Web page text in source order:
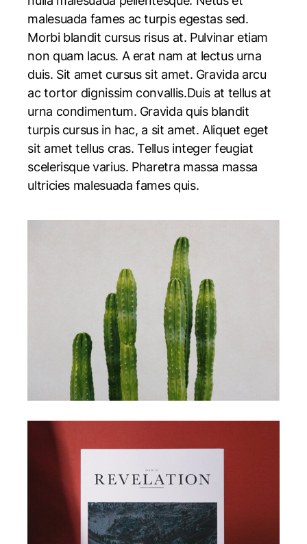
malesuada fames ac turpis egestas sed.
Morbi blandit cursus risus at. Pulvinar etiam
non quam lacus. A erat nam at lectus urna
duis. Sit amet cursus sit amet. Gravida arcu
ac tortor dignissim convallis.Duis at tellus at
urna condimentum. Gravida quis blandit
turpis cursus in hac, a sit amet. Aliquet eget
sit amet tellus cras. Tellus integer feugiat
scelerisque varius. Pharetra massa massa
ultricies malesuada fames quis.